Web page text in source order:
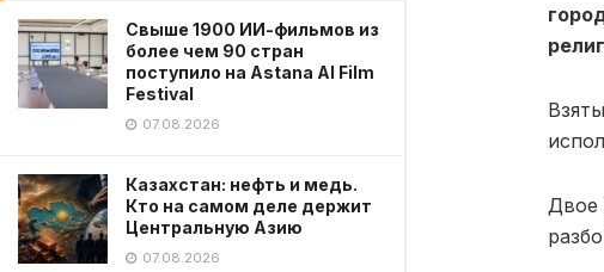
Свыше 1900 ИИ-фильмов из
более чем 90 стран
поступило на Astana AI Film
Festival
07.08.2026
Казахстан: нефть и медь.
Кто на самом деле держит
Центральную Азию
07.08.2026
Двое